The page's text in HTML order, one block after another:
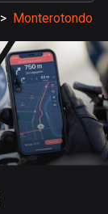
> Monterotondo